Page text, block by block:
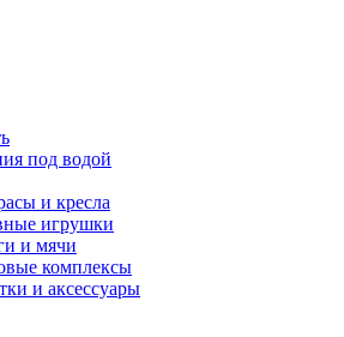
под водой
и кресла
игрушки
и мячи
комплексы
и аксессуары